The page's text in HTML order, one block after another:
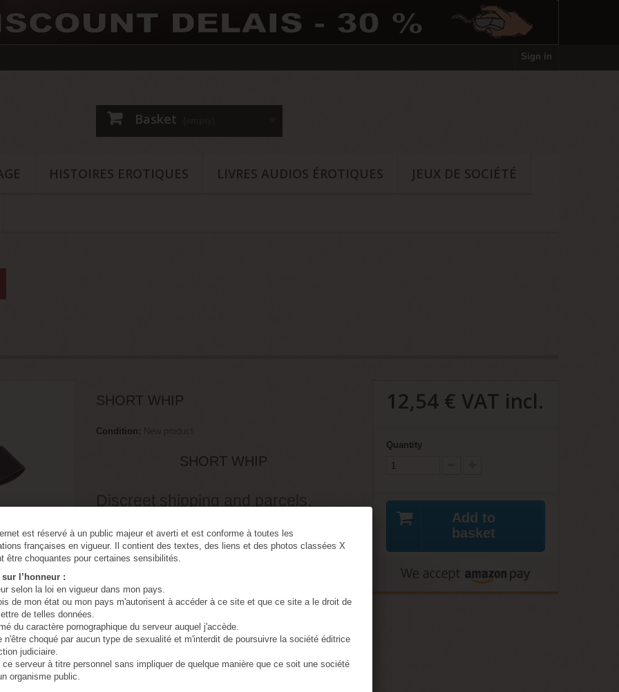
Sign in
Basket
HISTOIRES EROTIQUES LIVRES AUDIOS ÉROTIQUES JEUX DE SOCIÉTÉ
SHORT WHIP
Condition:
SHORT WHIP
Discreet shipping and parcels.
Item Warning: Last items in stock!
Print
12,54 € VAT incl.
Quantity
Add to
basket
est réservé à un public majeur et averti et est conforme à toutes les
françaises en vigueur. Il contient des textes, des liens et des photos classées X
être choquantes pour certaines sensibilités.
l’honneur :
selon la loi en vigueur dans mon pays.
de mon état ou mon pays m'autorisent à accéder à ce site et que ce site a le droit de
de telles données.
du caractère pornographique du serveur auquel j'accède.
n'être choqué par aucun type de sexualité et m'interdit de poursuivre la société éditrice
judiciaire.
serveur à titre personnel sans impliquer de quelque manière que ce soit une société
organisme public.